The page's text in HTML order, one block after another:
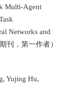
Multi-Agent
Networks and
刊，第一作者）
Yujing Hu,